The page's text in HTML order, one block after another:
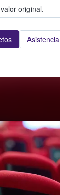
original.
Asistencia